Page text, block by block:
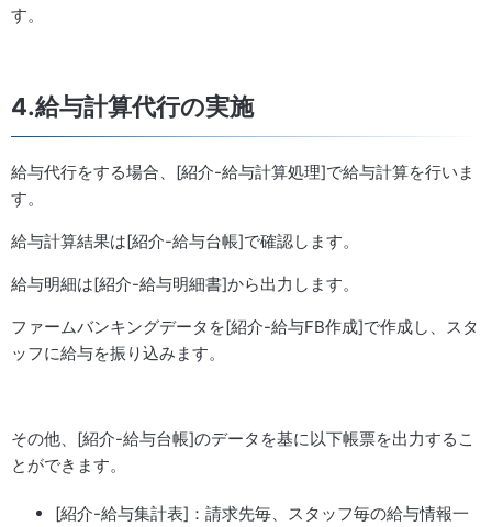
す。
4.給与計算代行の実施
給与代行をする場合、[紹介-給与計算処理]で給与計算を行いま
す。
給与計算結果は[紹介-給与台帳]で確認します。
給与明細は[紹介-給与明細書]から出力します。
ファームバンキングデータを[紹介-給与FB作成]で作成し、スタ
ッフに給与を振り込みます。
その他、[紹介-給与台帳]のデータを基に以下帳票を出力するこ
とができます。
[紹介-給与集計表]：請求先毎、スタッフ毎の給与情報一